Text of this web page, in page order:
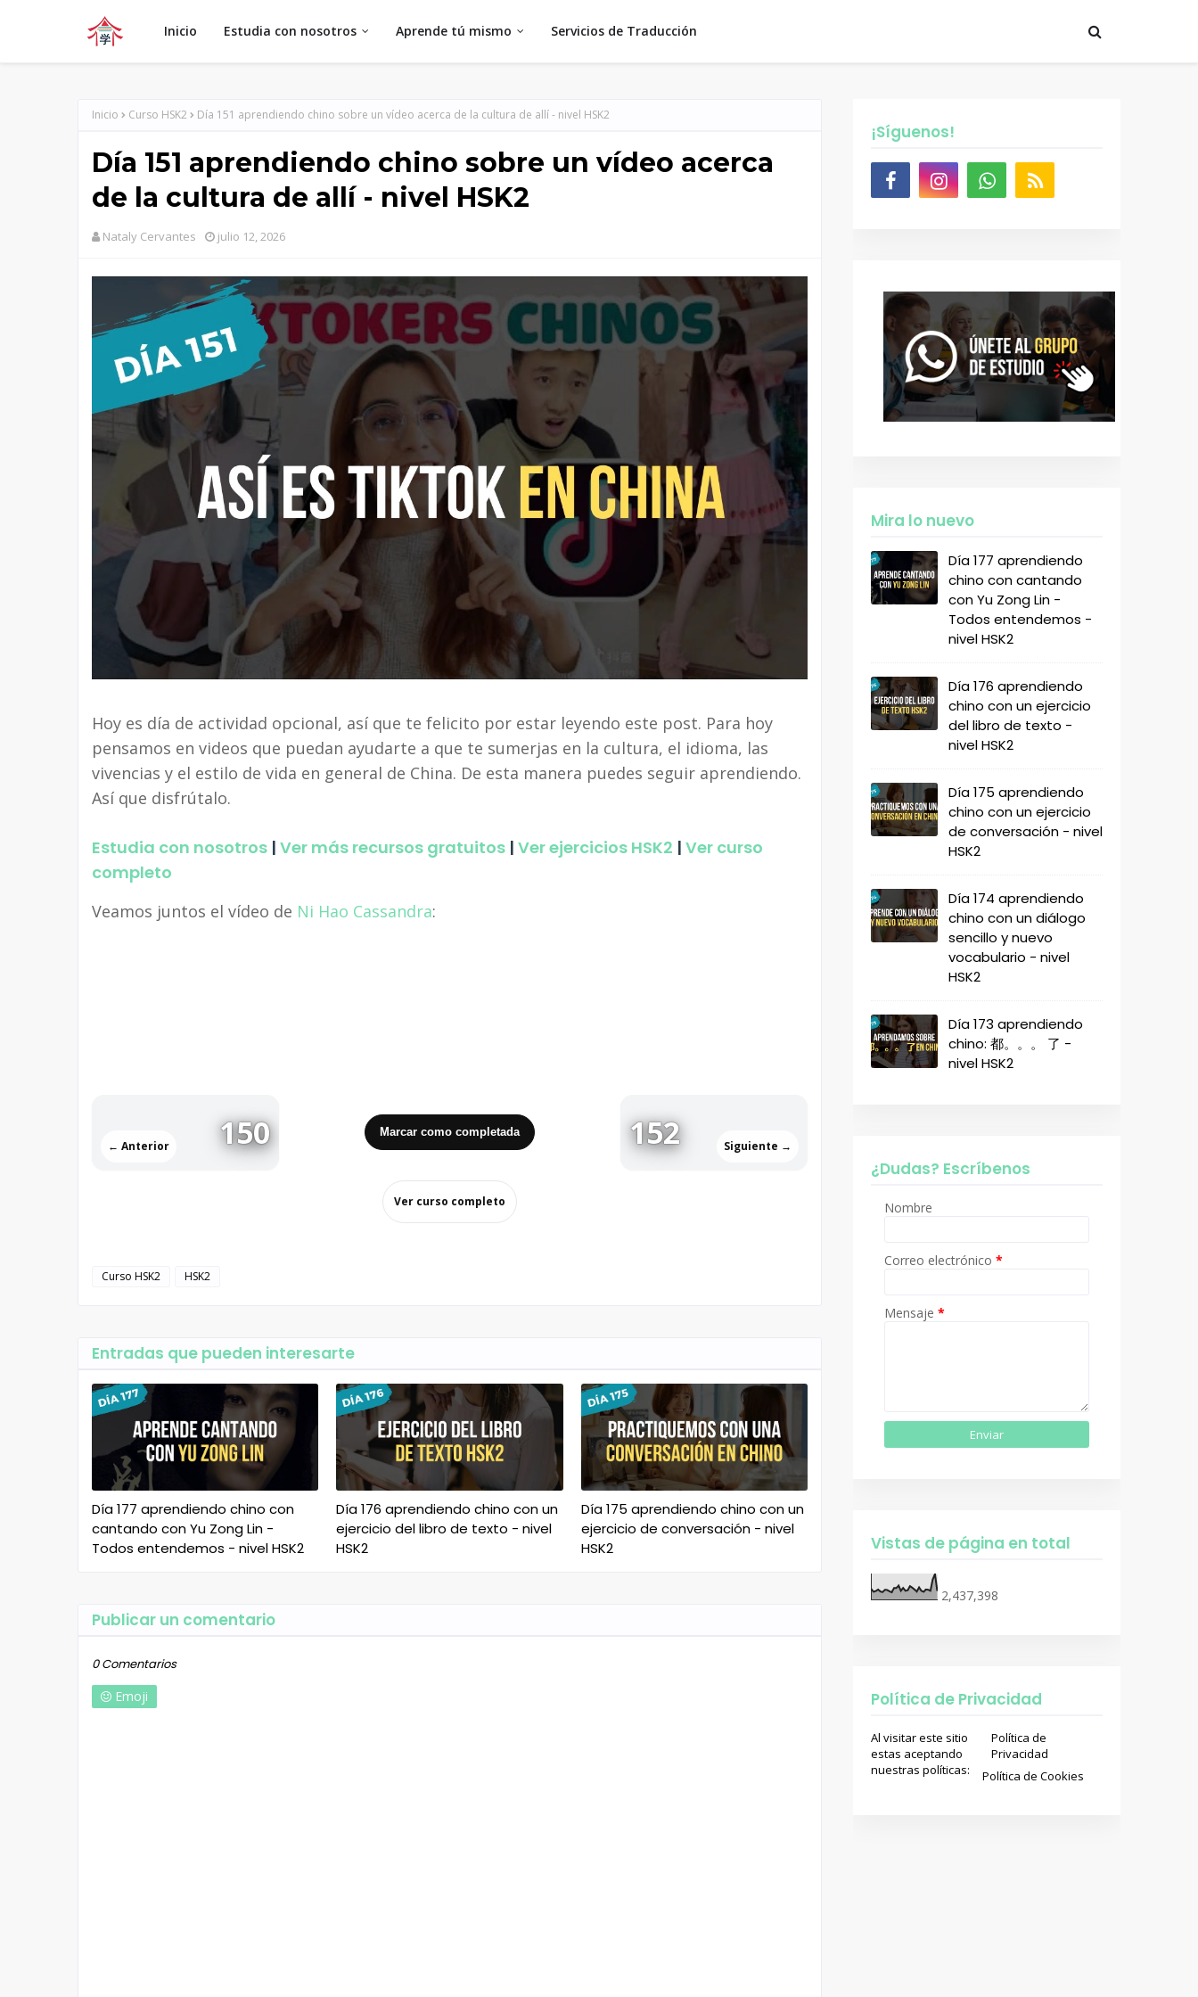
Inicio Estudia con nosotros Aprende tú mismo Servicios de Traducción
Inicio Curso HSK2 Día 151 aprendiendo chino sobre un vídeo acerca de la cultura de allí - nivel HSK2
Día 151 aprendiendo chino sobre un vídeo acerca
de la cultura de allí - nivel HSK2
Nataly Cervantes julio 12, 2026
Hoy es día de actividad opcional, así que te felicito por estar leyendo este post. Para hoy
pensamos en videos que puedan ayudarte a que te sumerjas en la cultura, el idioma, las
vivencias y el estilo de vida en general de China. De esta manera puedes seguir aprendiendo.
Así que disfrútalo.
Estudia con nosotros | Ver más recursos gratuitos | Ver ejercicios HSK2 | Ver curso
completo
Veamos juntos el vídeo de Ni Hao Cassandra:
150
← Anterior
Marcar como completada 152 Siguiente →
Ver curso completo
Curso HSK2 HSK2
Entradas que pueden interesarte
Día 177 aprendiendo chino con
cantando con Yu Zong Lin -
Todos entendemos - nivel HSK2
Día 176 aprendiendo chino con un
ejercicio del libro de texto - nivel
HSK2
Día 175 aprendiendo chino con un
ejercicio de conversación - nivel
HSK2
Publicar un comentario
0 Comentarios
Emoji
¡Síguenos!
Mira lo nuevo
Día 177 aprendiendo
chino con cantando
con Yu Zong Lin -
Todos entendemos -
nivel HSK2
Día 176 aprendiendo
chino con un ejercicio
del libro de texto -
nivel HSK2
Día 175 aprendiendo
chino con un ejercicio
de conversación - nivel
HSK2
Día 174 aprendiendo
chino con un diálogo
sencillo y nuevo
vocabulario - nivel
HSK2
Día 173 aprendiendo
chino: 都。。。 了 -
nivel HSK2
¿Dudas? Escríbenos
Nombre
Correo electrónico *
Mensaje *
Vistas de página en total
2,437,398
Política de Privacidad
Al visitar este sitio
estas aceptando
nuestras políticas:
Política de
Privacidad
Política de Cookies